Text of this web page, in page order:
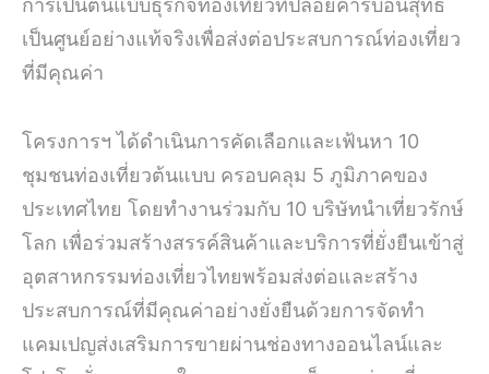
การเป็นต้นแบบธุรกิจท่องเที่ยวที่ปล่อยคาร์บอนสุทธิ
เป็นศูนย์อย่างแท้จริงเพื่อส่งต่อประสบการณ์ท่องเที่ยว
ที่มีคุณค่า
โครงการฯ ได้ดำเนินการคัดเลือกและเฟ้นหา 10
ชุมชนท่องเที่ยวต้นแบบ ครอบคลุม 5 ภูมิภาคของ
ประเทศไทย โดยทำงานร่วมกับ 10 บริษัทนำเที่ยวรักษ์
โลก เพื่อร่วมสร้างสรรค์สินค้าและบริการที่ยั่งยืนเข้าสู่
อุตสาหกรรมท่องเที่ยวไทยพร้อมส่งต่อและสร้าง
ประสบการณ์ที่มีคุณค่าอย่างยั่งยืนด้วยการจัดทำ
แคมเปญส่งเสริมการขายผ่านช่องทางออนไลน์และ